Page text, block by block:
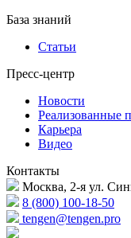
База знаний
Статьи
Пресс-центр
Новости
Реализованные
Карьера
Видео
Контакты
Москва, 2-я ул.
8 (800) 100-18-50
tengen@tengen.pro